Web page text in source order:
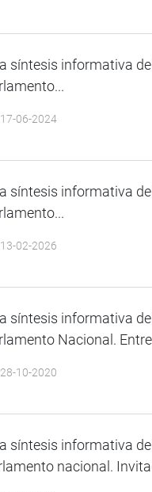
síntesis informativa
17-06-2024
síntesis informativa
13-02-2026
síntesis informativa
Nacional.
28-10-2020
síntesis informativa
nacional.